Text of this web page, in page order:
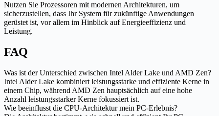
Nutzen Sie Prozessoren mit modernen Architekturen, um
sicherzustellen, dass Ihr System für zukünftige Anwendungen
gerüstet ist, vor allem im Hinblick auf Energieeffizienz und
Leistung.
FAQ
Was ist der Unterschied zwischen Intel Alder Lake und AMD Zen?
Intel Alder Lake kombiniert leistungsstarke und effiziente Kerne in
einem Chip, während AMD Zen hauptsächlich auf eine hohe
Anzahl leistungsstarker Kerne fokussiert ist.
Wie beeinflusst die CPU-Architektur mein PC-Erlebnis?